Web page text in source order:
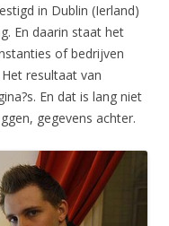
in Dublin (Ierland)
En daarin staat het
of bedrijven
resultaat van
En dat is lang niet
gegevens achter.